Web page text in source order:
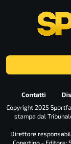
Contatti
Copyright 2025
stampa dal
Direttore